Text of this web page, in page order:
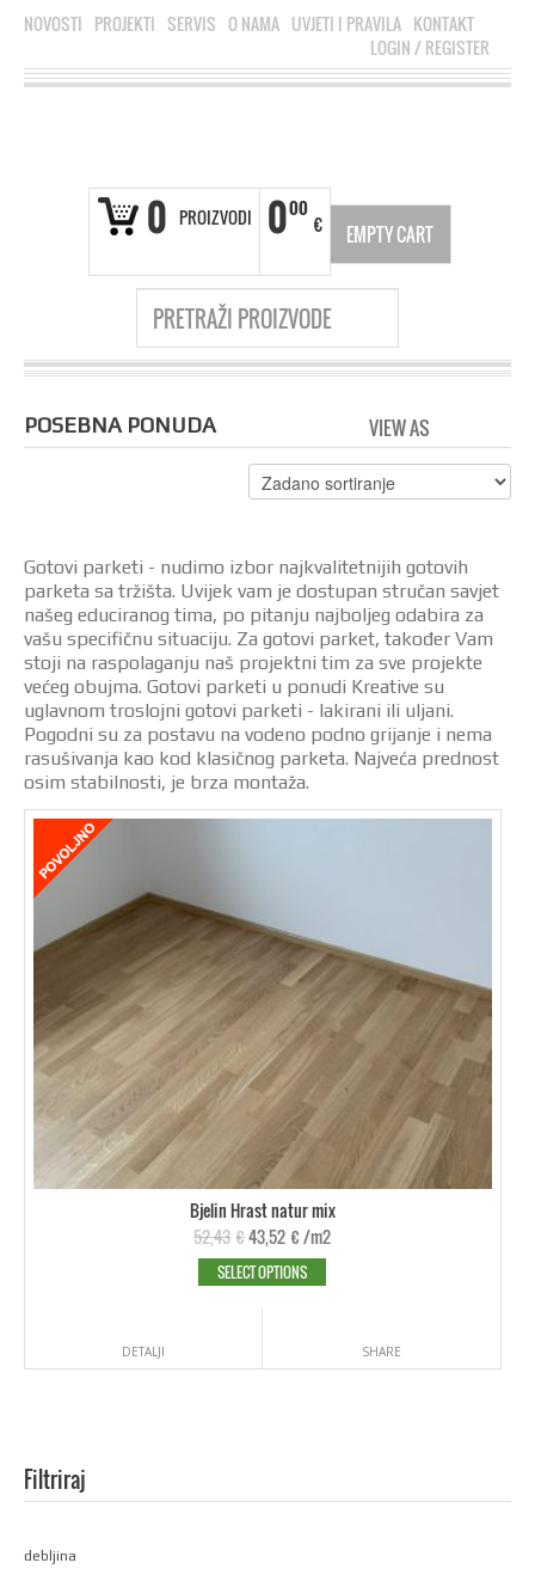
NOVOSTI PROJEKTI SERVIS O NAMA UVJETI I PRAVILA KONTAKT
LOGIN/REGISTER
0 PROIZVODI 000
€ EMPTY CART
POSEBNA PONUDA VIEW AS
Gotovi parketi - nudimo izbor najkvalitetnijih gotovih
parketa sa tržišta. Uvijek vam je dostupan stručan savjet
našeg educiranog tima, po pitanju najboljeg odabira za
vašu specifičnu situaciju. Za gotovi parket, također Vam
stoji na raspolaganju naš projektni tim za sve projekte
većeg obujma. Gotovi parketi u ponudi Kreative su
uglavnom troslojni gotovi parketi - lakirani ili uljani.
Pogodni su za postavu na vodeno podno grijanje i nema
rasušivanja kao kod klasičnog parketa. Najveća prednost
osim stabilnosti, je brza montaža.
Bjelin Hrast natur mix
52,43 €43,52 €/m2
SELECT OPTIONS
DETALJI SHARE
Filtriraj
debljina